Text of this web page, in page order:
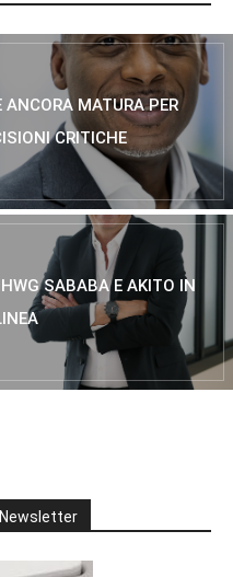
ANCORA MATURA PER
CRITICHE
SABABA E AKITO IN